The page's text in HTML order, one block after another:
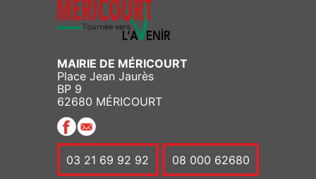
MAIRIE DE MÉRICOURT
Place Jean Jaurès
BP 9
62680 MÉRICOURT
03 21 69 92 92 08 000 62680